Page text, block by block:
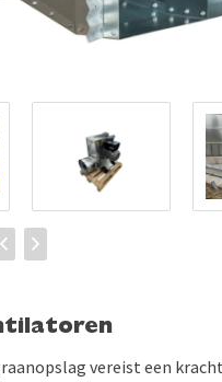
vereist een